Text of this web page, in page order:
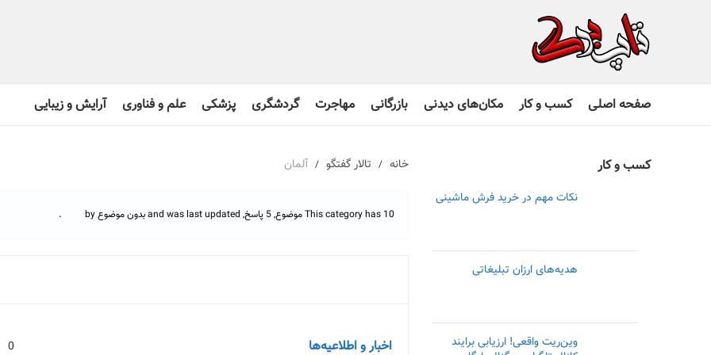
صفحه اصلی کسب و کار مکان‌های دیدنی بازرگانی مهاجرت گردشگری پزشکی علم و فناوری آرایش و زیبایی
خانه تالار گفتگو آلمان
This category has 10 موضوع, 5 پاسخ, and was last updated بدون موضوع by .
اخبار و اطلاعیه‌ها 0
کسب و کار
نکات مهم در خرید فرش ماشینی
هدیه‌های ارزان تبلیغاتی
وین‌ریت واقعی! ارزیابی برایند